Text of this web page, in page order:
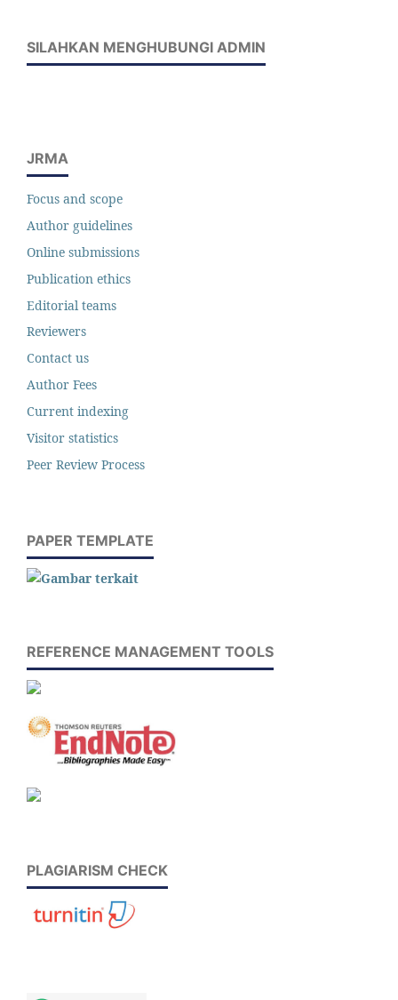
SILAHKAN MENGHUBUNGI ADMIN
JRMA
Focus and scope
Author guidelines
Online submissions
Publication ethics
Editorial teams
Reviewers
Contact us
Author Fees
Current indexing
Visitor statistics
Peer Review Process
PAPER TEMPLATE
REFERENCE MANAGEMENT TOOLS
PLAGIARISM CHECK